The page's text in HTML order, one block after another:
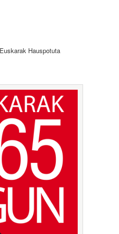
Hauspotuta